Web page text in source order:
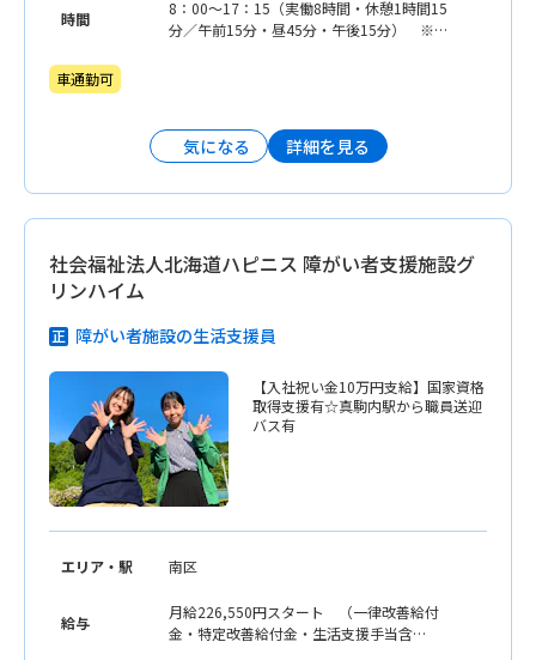
時間
8：00〜17：15（実働8時間・休憩1時間15
分／午前15分・昼45分・午後15分） ※遅
車通勤可
気になる 詳細を見る
社会福祉法人北海道ハピニス 障がい者支援施設グ
リンハイム
障がい者施設の生活支援員
【入社祝い金10万円支給】国家資格
取得支援有☆真駒内駅から職員送迎
バス有
エリア・駅 南区
給与
月給226,550円スタート （一律改善給付
金・特定改善給付金・生活支援手当含